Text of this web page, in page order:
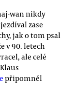
wan nikdy
zase
jak o tom psal
v 90. letech
ale celé
připomněl